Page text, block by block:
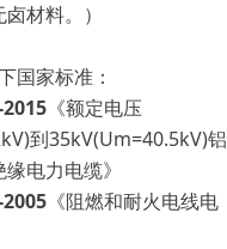
材料。）
国家标准：
《额定电压
到35kV(Um=40.5kV)铝
电力电缆》
《阻燃和耐火电线电